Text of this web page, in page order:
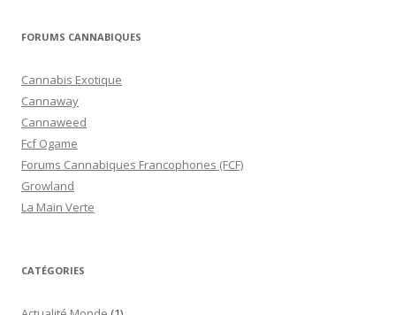
FORUMS CANNABIQUES
Cannabis Exotique
Cannaway
Cannaweed
Fcf Ogame
Forums Cannabiques Francophones (FCF)
Growland
La Main Verte
CATÉGORIES